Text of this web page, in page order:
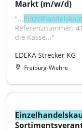
Markt (m/w/d)
"...
Referenznummer:
die Kasse..."
EDEKA Strecker KG
Freiburg-Wiehre